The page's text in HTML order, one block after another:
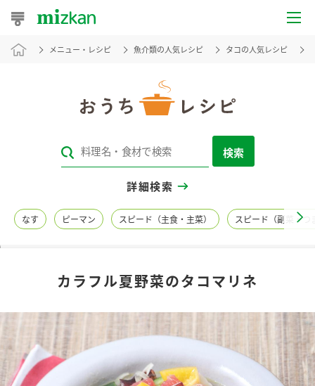
おうちレシピ
レシピカテゴリ一覧
レシピ名特集
商品情報
商品カテゴリ
調味酢
新商品一覧
メニュー・レシピ 魚介類の人気レシピ タコの人気レシピ
検索
詳細検索
なす ピーマン スピード（主食・主菜） スピード（副菜・つ
カラフル夏野菜のタコマリネ